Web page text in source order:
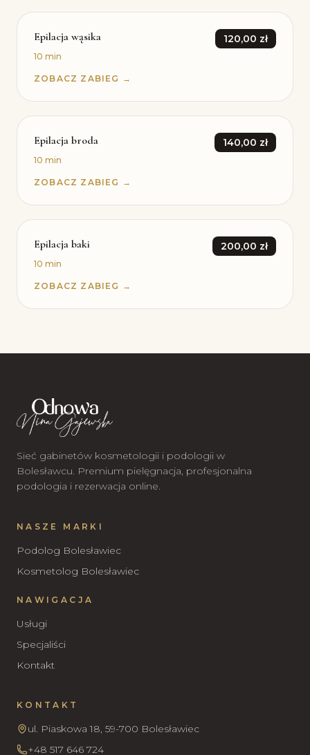
Epilacja wąsika 120,00 zł
10 min
ZOBACZ ZABIEG →
Epilacja broda 140,00 zł
10 min
ZOBACZ ZABIEG →
Epilacja baki 200,00 zł
10 min
ZOBACZ ZABIEG →
Sieć gabinetów kosmetologii i podologii w
Bolesławcu. Premium pielęgnacja, profesjonalna
podologia i rezerwacja online.
NASZE MARKI
Podolog Bolesławiec
Kosmetolog Bolesławiec
NAWIGACJA
Usługi
Specjaliści
Kontakt
KONTAKT
ul. Piaskowa 18, 59-700 Bolesławiec
+48 517 646 724